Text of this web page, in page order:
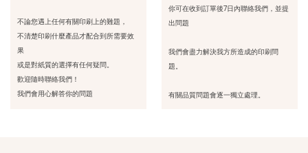
不論您遇上任何有關印刷上的難題，
不清楚印刷什麼產品才配合到所需要效
果
或是對紙質的選擇有任何疑問。
歡迎隨時聯絡我們！
我們會用心解答你的問題
你可在收到訂單後7日內聯絡我們，並提
出問題
我們會盡力解決我方所造成的印刷問
題。
有關品質問題會逐一獨立處理。